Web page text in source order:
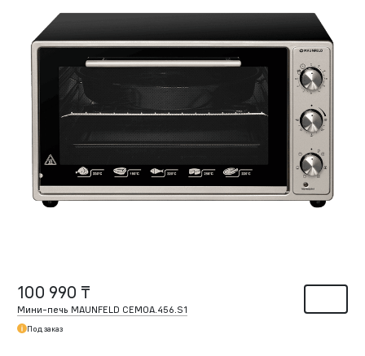
100 990 ₸
Мини-печь MAUNFELD CEMOA.456.S1
Под заказ